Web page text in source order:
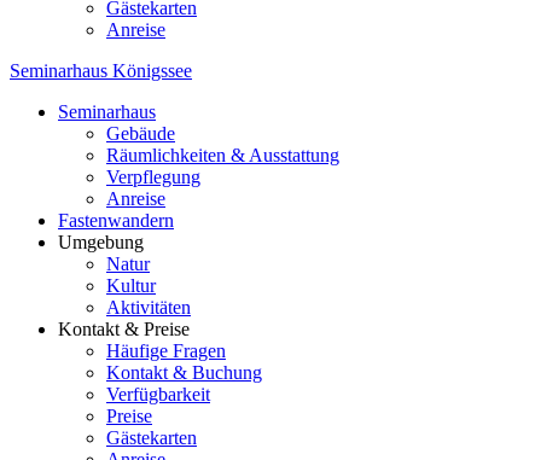
Gästekarten
Anreise
Seminarhaus Königssee
Seminarhaus
Gebäude
Räumlichkeiten & Ausstattung
Verpflegung
Anreise
Fastenwandern
Umgebung
Natur
Kultur
Aktivitäten
Kontakt & Preise
Häufige Fragen
Kontakt & Buchung
Verfügbarkeit
Preise
Gästekarten